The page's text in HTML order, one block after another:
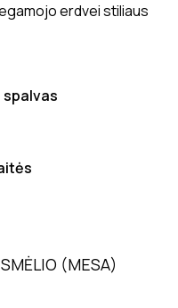
erdvei stiliaus
spalvas
(MESA)